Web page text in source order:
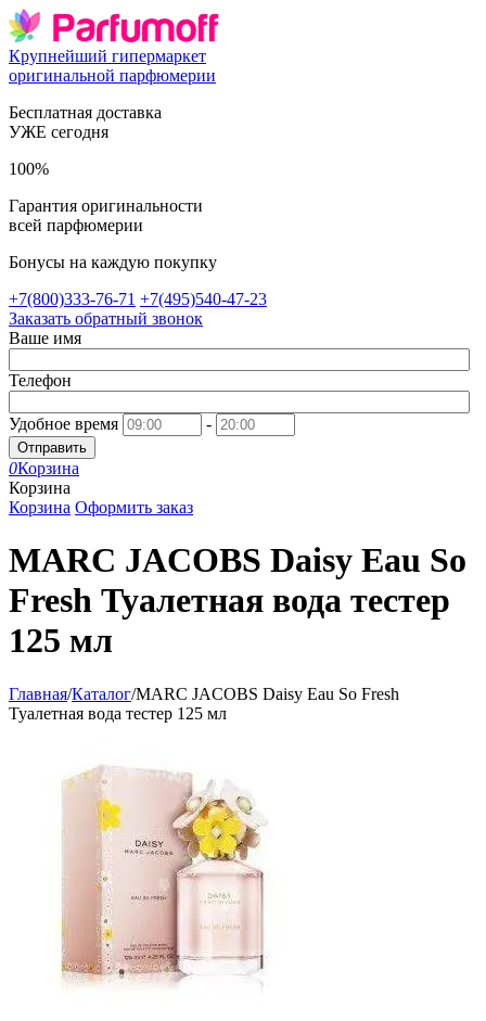
Крупнейший гипермаркет
оригинальной парфюмерии
Бесплатная доставка
УЖЕ сегодня
100%
Гарантия оригинальности
всей парфюмерии
Бонусы на каждую покупку
+7(800)333-76-71 +7(495)540-47-23
Заказать обратный звонок
Ваше имя
Телефон
Удобное время -
Отправить
0Корзина
Корзина
Корзина Оформить заказ
MARC JACOBS Daisy Eau So
Fresh Туалетная вода тестер
125 мл
Главная/Каталог/MARC JACOBS Daisy Eau So Fresh
Туалетная вода тестер 125 мл